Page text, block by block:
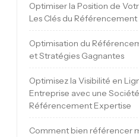
Optimiser la Position de
Les Clés du
Optimisation du
et Stratégies Gagnantes
Optimisez la Visibilité en
Entreprise avec une
Référencement Expertise
Comment bien référencer